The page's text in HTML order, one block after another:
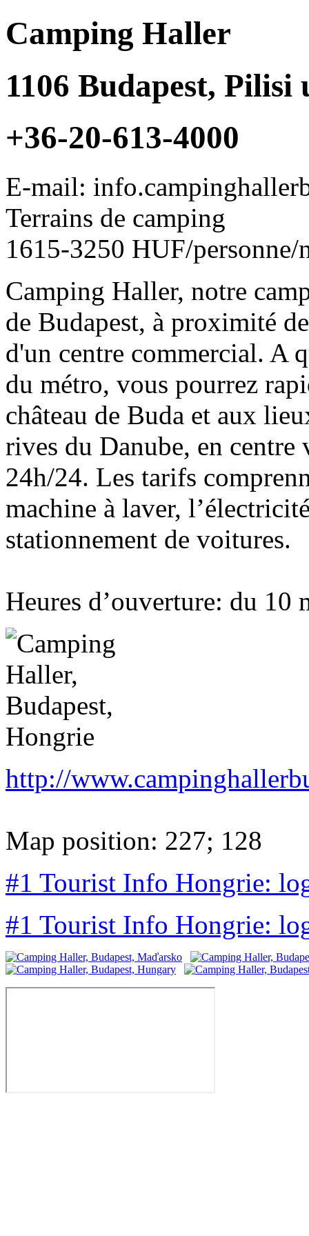
Camping Haller
1106 Budapest, Pilisi
+36-20-613-4000
E-mail:
Terrains de camping
1615-3250 HUF/personne/
Camping Haller, notre
de Budapest, à proximité
d'un centre commercial. A
du métro, vous pourrez
château de Buda et aux
rives du Danube, en
24h/24. Les tarifs
machine à laver,
stationnement de voitures.
Heures d’ouverture: du 10
http://
Map position: 227; 128
#1 Tourist Info Hongrie:
#1 Tourist Info Hongrie: